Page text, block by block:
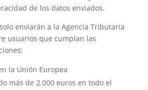
de los datos enviados.
enviarán a la Agencia Tributaria
usuarios que cumplan las
la Unión Europea
más de 2.000 euros en todo el